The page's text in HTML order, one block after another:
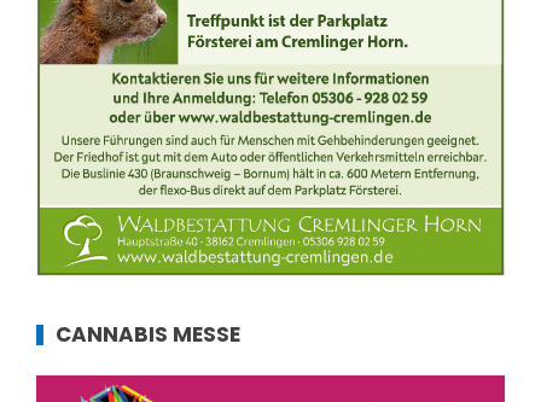
CANNABIS MESSE